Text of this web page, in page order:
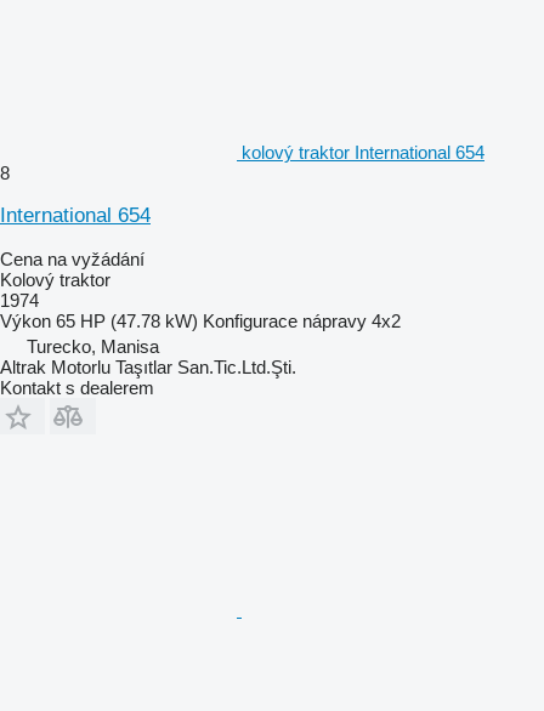
kolový traktor International 654
8
International 654
Cena na vyžádání
Kolový traktor
1974
Výkon 65 HP (47.78 kW) Konfigurace nápravy 4x2
Turecko, Manisa
Altrak Motorlu Taşıtlar San.Tic.Ltd.Şti.
Kontakt s dealerem